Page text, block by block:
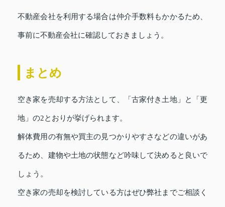
不動産会社を利用する場合は仲介手数料もかかるため、
事前に不動産会社に確認しておきましょう。
まとめ
空き家を売却する方法として、「古家付き土地」と「更
地」の2とおりが挙げられます。
解体費用の有無や買主の見つかりやすさなどの違いがあ
るため、建物や土地の状態など吟味して決めると良いで
しょう。
空き家の売却を検討している方はぜひ弊社までご相談く